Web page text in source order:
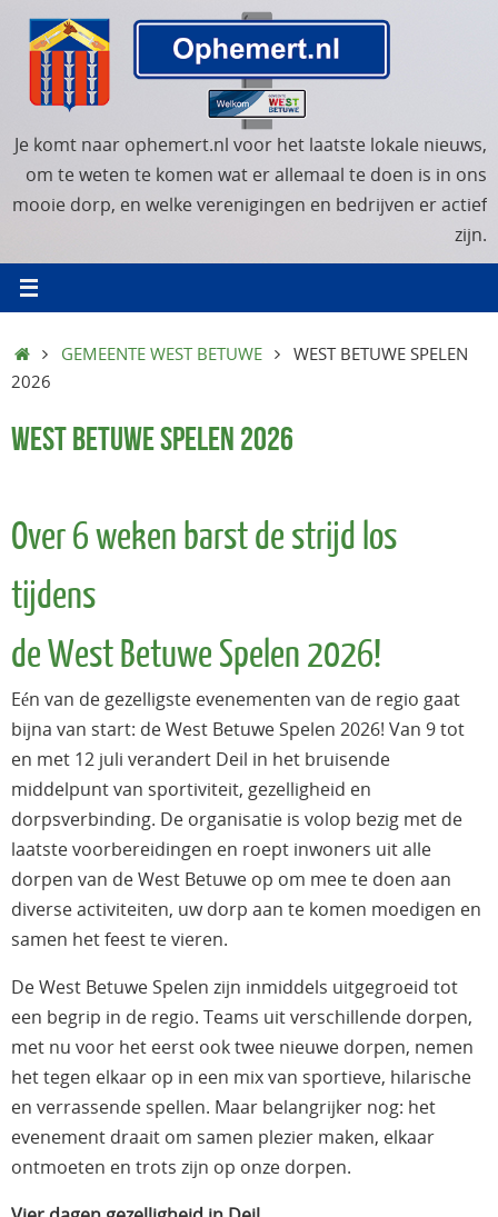
naar
inhoud
Je komt naar ophemert.nl voor het laatste lokale nieuws,
om te weten te komen wat er allemaal te doen is in ons
mooie dorp, en welke verenigingen en bedrijven er actief
zijn.
HOMEGEMEENTE WEST BETUWE
WEST BETUWE SPELEN
2026
WEST BETUWE SPELEN 2026
Over 6 weken barst de strijd los
tijdens
de West Betuwe Spelen 2026!
Eén van de gezelligste evenementen van de regio gaat
bijna van start: de West Betuwe Spelen 2026! Van 9 tot
en met 12 juli verandert Deil in het bruisende
middelpunt van sportiviteit, gezelligheid en
dorpsverbinding. De organisatie is volop bezig met de
laatste voorbereidingen en roept inwoners uit alle
dorpen van de West Betuwe op om mee te doen aan
diverse activiteiten, uw dorp aan te komen moedigen en
samen het feest te vieren.
De West Betuwe Spelen zijn inmiddels uitgegroeid tot
een begrip in de regio. Teams uit verschillende dorpen,
met nu voor het eerst ook twee nieuwe dorpen, nemen
het tegen elkaar op in een mix van sportieve, hilarische
en verrassende spellen. Maar belangrijker nog: het
evenement draait om samen plezier maken, elkaar
ontmoeten en trots zijn op onze dorpen.